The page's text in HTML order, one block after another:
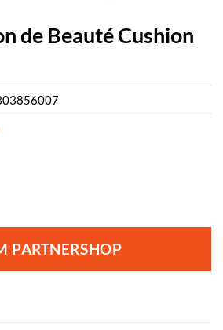
de Beauté Cushion
PARTNERSHOP